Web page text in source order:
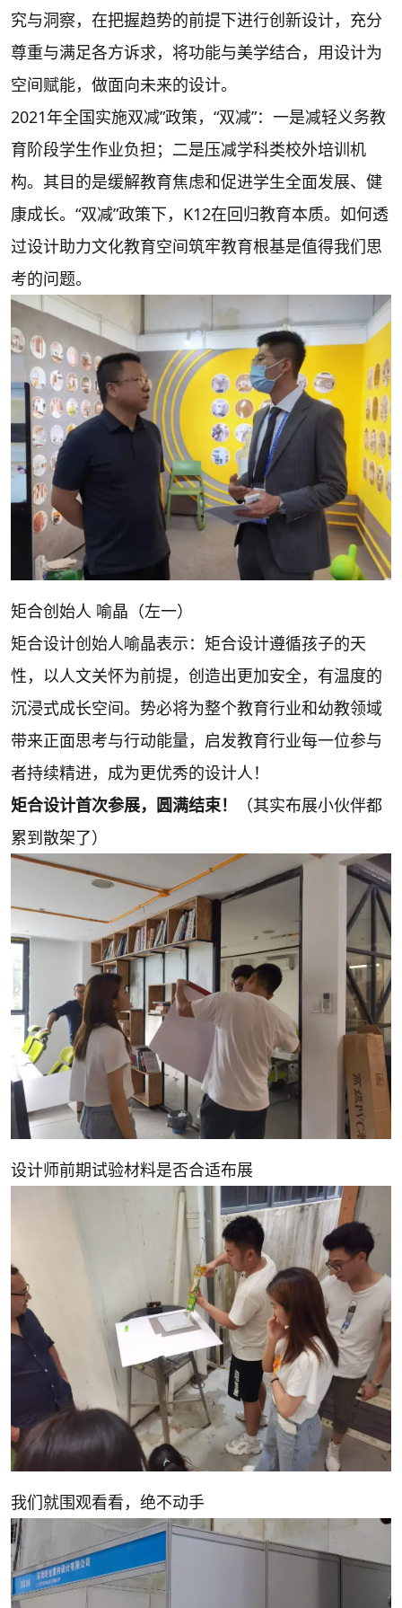
究与洞察，在把握趋势的前提下进行创新设计，充分
尊重与满足各方诉求，将功能与美学结合，用设计为
空间赋能，做面向未来的设计。
2021年全国实施双减”政策，“双减”：一是减轻义务教
育阶段学生作业负担；二是压减学科类校外培训机
构。其目的是缓解教育焦虑和促进学生全面发展、健
康成长。“双减”政策下，K12在回归教育本质。如何透
过设计助力文化教育空间筑牢教育根基是值得我们思
考的问题。
矩合创始人 喻晶（左一）
矩合设计创始人喻晶表示：矩合设计遵循孩子的天
性，以人文关怀为前提，创造出更加安全，有温度的
沉浸式成长空间。势必将为整个教育行业和幼教领域
带来正面思考与行动能量，启发教育行业每一位参与
者持续精进，成为更优秀的设计人！
矩合设计首次参展，圆满结束！
（其实布展小伙伴都
累到散架了）
设计师前期试验材料是否合适布展
我们就围观看看，绝不动手